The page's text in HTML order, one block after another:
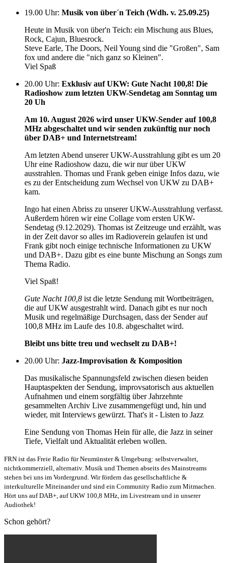
19.00 Uhr: Musik von über´n Teich (Wdh. v. 25.09.25)
Heute in Musik von über'n Teich: ein Mischung aus Blues,
Rock, Cajun, Bluesrock.
Steve Earle, The Doors, Neil Young sind die "Großen", Sam
fox und andere die "nich ganz so Kleinen".
Viel Spaß
20.00 Uhr: Exklusiv auf UKW: Gute Nacht 100,8! Die
Radioshow zum letzten UKW-Sendetag am Sonntag um
20 Uh
Am 10. August 2026 wird unser UKW-Sender auf 100,8
MHz abgeschaltet und wir senden zukünftig nur noch
über DAB+ und Internetstream!
Am letzten Abend unserer UKW-Ausstrahlung gibt es um 20
Uhr eine Radioshow dazu, die wir nur über UKW
ausstrahlen. Thomas und Frank geben einige Infos dazu, wie
es zu der Entscheidung zum Wechsel von UKW zu DAB+
kam.
Ingo hat einen Abriss zu unserer UKW-Ausstrahlung verfasst.
Außerdem hören wir eine Collage vom ersten UKW-
Sendetag (9.12.2029). Thomas ist Zeitzeuge und erzählt, was
in der Zeit davor so alles im Radioverein gelaufen ist und
Frank gibt noch einige technische Informationen zu UKW
und DAB+. Dazu gibt es eine bunte Mischung an Songs zum
Thema Radio.
Viel Spaß!
Gute Nacht 100,8 ist die letzte Sendung mit Wortbeiträgen,
die auf UKW ausgestrahlt wird. Danach gibt es nur noch
Musik und regelmäßige Durchsagen, dass der Sender auf
100,8 MHz im Laufe des 10.8. abgeschaltet wird.
Bleibt uns bitte treu und wechselt zu DAB+!
20.00 Uhr: Jazz-Improvisation & Komposition
Das musikalische Spannungsfeld zwischen diesen beiden
Hauptaspekten der Sendung, improvsatorisch aus aktuellen
Aufnahmen und einem sorgfältig über Jahrzehnte
gesammelten Archiv Live zusammengefügt und, hin und
wieder, mit Interviews gewürzt. That's it - Listen to Jazz
Eine Sendung von Thomas Hein für alle, die Jazz in seiner
Tiefe, Vielfalt und Aktualität erleben wollen.
FRN ist das Freie Radio für Neumünster & Umgebung: selbstverwaltet,
nichtkommerziell, alternativ. Musik und Themen abseits des Mainstreams
stehen bei uns im Vordergrund. Wir fördern das gesellschaftliche &
interkulturelle Miteinander und sind ein Community Radio zum Mitmachen.
Hört uns auf DAB+, auf UKW 100,8 MHz, im Livestream und in unserer
Audiothek!
Schon gehört?